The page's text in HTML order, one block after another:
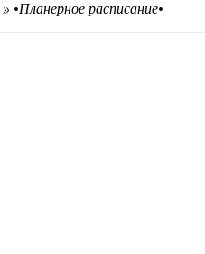
» •Планерное расписание•